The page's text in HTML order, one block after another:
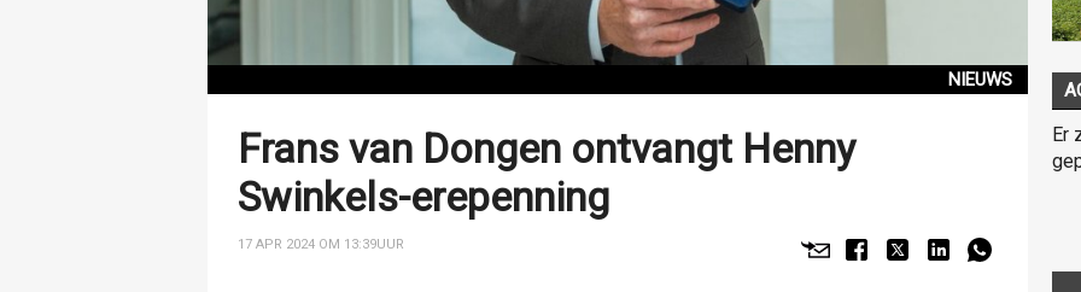
NIEUWS
Frans van Dongen ontvangt Henny
Swinkels-erepenning
17 APR 2024 OM 13:39UUR
Er